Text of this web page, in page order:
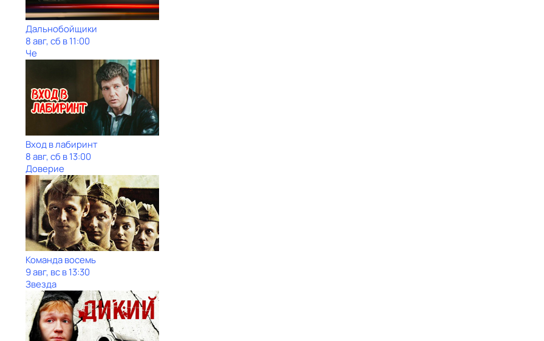
Дальнобойщики
8 авг, сб в 11:00
Че
Вход в лабиринт
8 авг, сб в 13:00
Доверие
Команда восемь
9 авг, вс в 13:30
Звезда